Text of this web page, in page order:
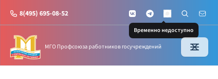
8(495) 695-08-52 VKontakteTelegramMAX
Временно недоступно
Поиск по
Почта
МГО Профсоюза работников госучреждений